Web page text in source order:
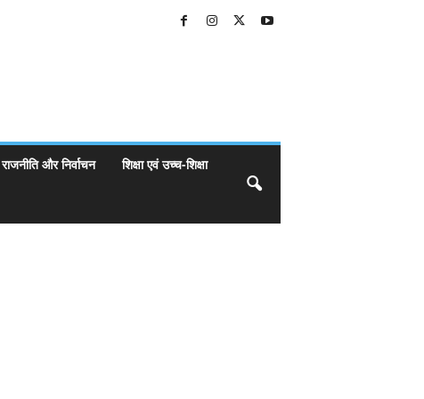
राजनीति और निर्वाचन शिक्षा एवं उच्च-शिक्षा